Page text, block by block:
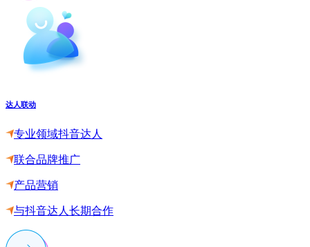
达人联动
专业领域抖音达人
联合品牌推广
产品营销
与抖音达人长期合作